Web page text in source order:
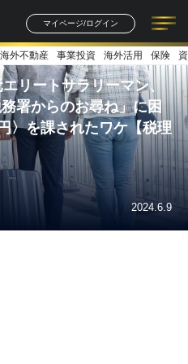
マイページ/ログイン
記事一覧 連載一覧
著者一覧 書籍一覧
海外不動産 事業投資 海外活用 保険
リートサラリーマン、
署からのお尋ね」に困
〉を課されたワケ【税理
2024.6.9